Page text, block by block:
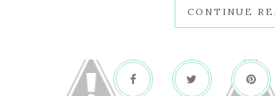
CONTINUE